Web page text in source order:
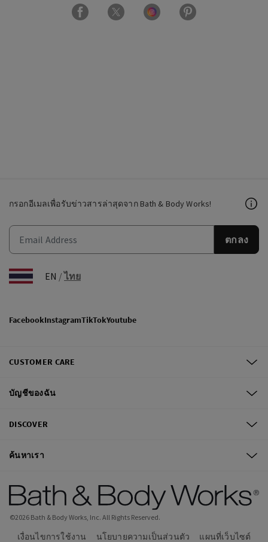
กรอกอีเมลเพื่อรับข่าวสารล่าสุดจาก Bath & Body Works!
ตกลง
EN /ไทย
FacebookInstagramTikTokYoutube
CUSTOMER CARE
บัญชีของฉัน
DISCOVER
ค้นหาเรา
©2026 Bath & Body Works, Inc. All Rights Reserved.
เงื่อนไขการใช้งาน นโยบายความเป็นส่วนตัว แผนที่เว็บไซต์